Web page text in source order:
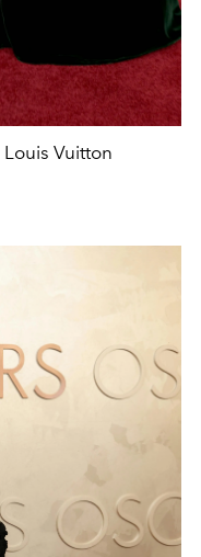
Vuitton